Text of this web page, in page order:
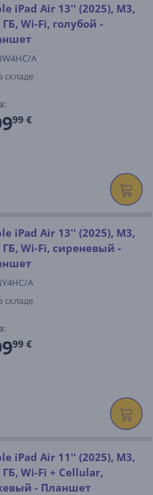
iPad Air 13'' (2025), M3,
ГБ, Wi-Fi, голубой -
A
складе
99 €
iPad Air 13'' (2025), M3,
ГБ, Wi-Fi, сиреневый -
A
складе
99 €
iPad Air 11'' (2025), M3,
ГБ, Wi-Fi + Cellular,
- Планшет